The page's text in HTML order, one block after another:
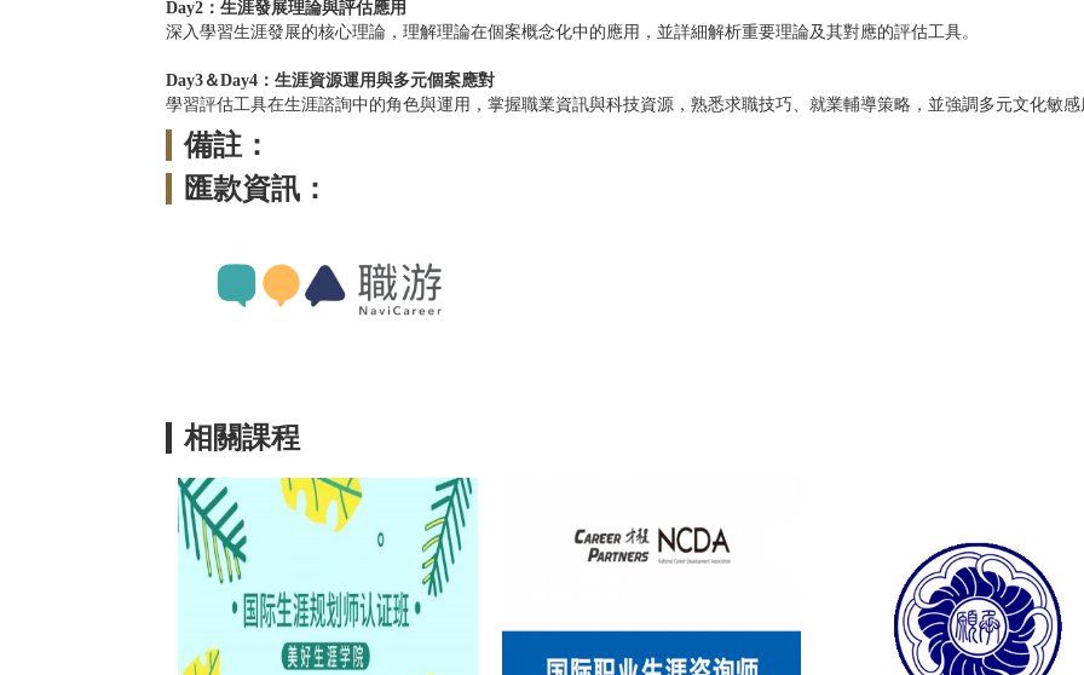
Day2：生涯發展理論與評估應用
深入學習生涯發展的核心理論，理解理論在個案概念化中的應用，並詳細解析重要理論及其對應的評估工具。
Day3＆Day4：生涯資源運用與多元個案應對
學習評估工具在生涯諮詢中的角色與運用，掌握職業資訊與科技資源，熟悉求職技巧、就業輔導策略，並強調多元文化敏
備註：
匯款資訊：
相關課程